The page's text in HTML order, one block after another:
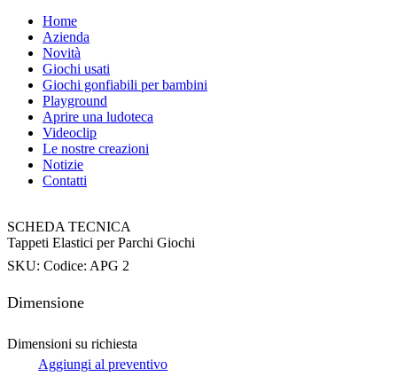
Home
Azienda
Novità
Giochi usati
Giochi gonfiabili per bambini
Playground
Aprire una ludoteca
Videoclip
Le nostre creazioni
Notizie
Contatti
SCHEDA TECNICA
Tappeti Elastici per Parchi Giochi
SKU: Codice: APG 2
Dimensione
Dimensioni su richiesta
Aggiungi al preventivo